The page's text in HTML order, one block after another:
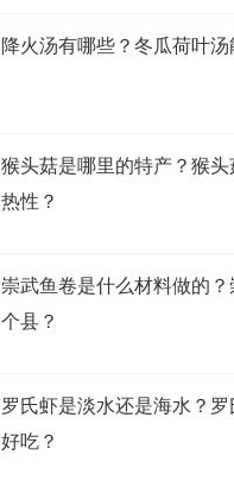
降火汤有哪些？冬瓜荷叶汤
猴头菇是哪里的特产？猴
热性？
崇武鱼卷是什么材料做的
个县？
罗氏虾是淡水还是海水？
好吃？